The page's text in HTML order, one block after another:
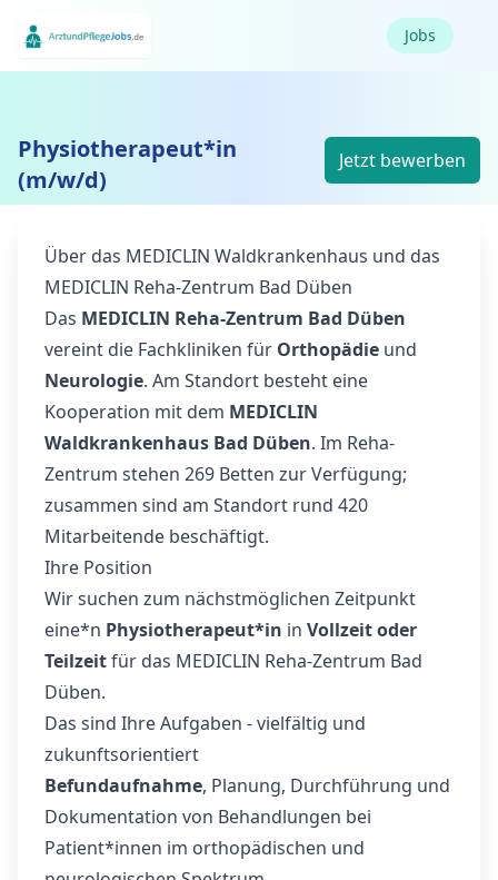
Jobs
Physiotherapeut*in
(m/w/d)
Jetzt bewerben
Über das MEDICLIN Waldkrankenhaus und das
MEDICLIN Reha-Zentrum Bad Düben
Das MEDICLIN Reha-Zentrum Bad Düben
vereint die Fachkliniken für Orthopädie und
Neurologie. Am Standort besteht eine
Kooperation mit dem MEDICLIN
Waldkrankenhaus Bad Düben. Im Reha-
Zentrum stehen 269 Betten zur Verfügung;
zusammen sind am Standort rund 420
Mitarbeitende beschäftigt.
Ihre Position
Wir suchen zum nächstmöglichen Zeitpunkt
eine*n Physiotherapeut*in in Vollzeit oder
Teilzeitfür das MEDICLIN Reha-Zentrum Bad
Düben.
Das sind Ihre Aufgaben - vielfältig und
zukunftsorientiert
Befundaufnahme, Planung, Durchführung und
Dokumentation von Behandlungen bei
Patient*innen im orthopädischen und